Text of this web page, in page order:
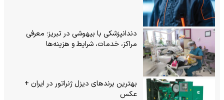
دندانپزشکی با بیهوشی در تبریز؛ معرفی
مراکز، خدمات، شرایط و هزینه‌ها
بهترین برندهای دیزل ژنراتور در ایران +
عکس